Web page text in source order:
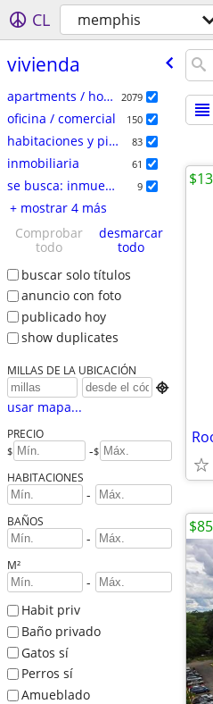
CL memphis
vivienda
apartments / housing for rent 2079
oficina / comercial 150
habitaciones y pisos compartidos 83
inmobiliaria 61
se busca: inmueble 9
+ mostrar 4 más
Comprobar
todo
desmarcar
todo
buscar solo títulos
anuncio con foto
publicado hoy
show duplicates
MILLAS DE LA UBICACIÓN

usar mapa...
PRECIO
$ -$
HABITACIONES
-
BAÑOS
-
M²
-
Habit priv
Baño privado
Gatos sí
Perros sí
Amueblado